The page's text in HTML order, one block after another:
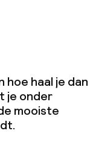
hoe haal je dan
je onder
mooiste